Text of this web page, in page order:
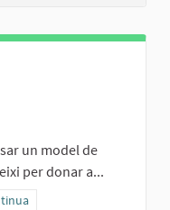
un model de
per donar a...
i ocupació.